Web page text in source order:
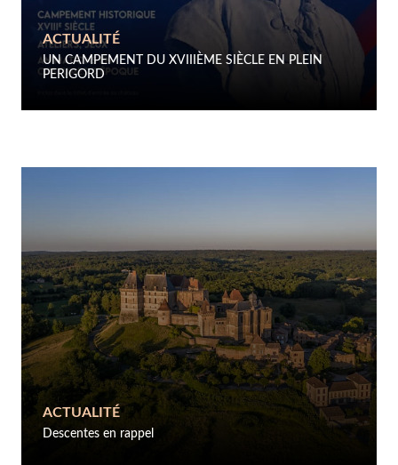
ACTUALITÉ
UN CAMPEMENT DU XVIIIÈME SIÈCLE EN PLEIN
PERIGORD
ACTUALITÉ
Descentes en rappel